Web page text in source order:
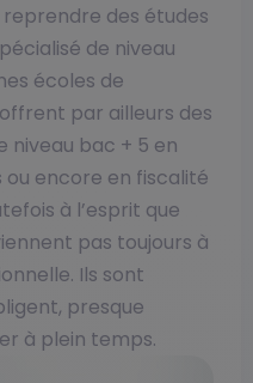
des études
de niveau
écoles de
par ailleurs des
niveau bac + 5 en
encore en fiscalité
à l’esprit que
pas toujours à
Ils sont
presque
à plein temps.